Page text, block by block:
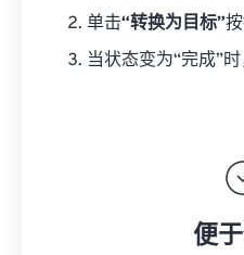
单击“转换为目标”
当状态变为“完成”
便